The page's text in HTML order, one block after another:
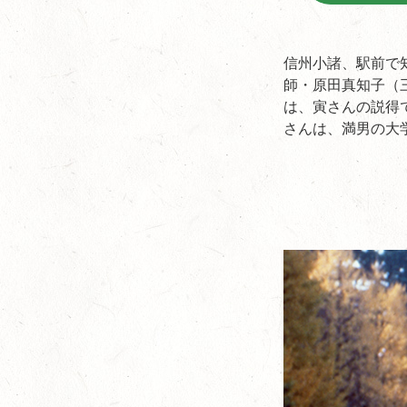
信州小諸、駅前で
師・原田真知子（
は、寅さんの説得
さんは、満男の大